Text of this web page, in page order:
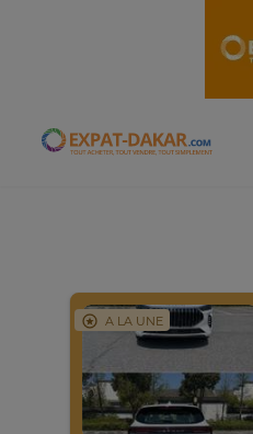
Expat-Dakar
A LA UNE